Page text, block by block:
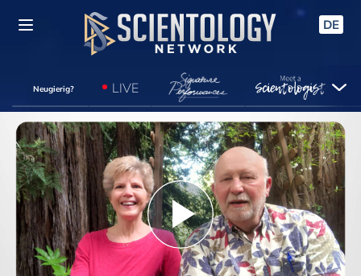
DE
Neugierig? LIVE
Play